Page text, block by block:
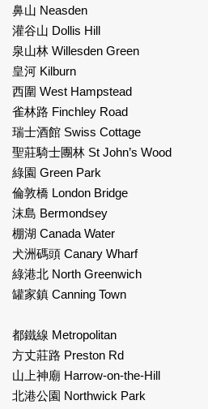
鼻山 Neasden
灌谷山 Dollis Hill
泉山林 Willesden Green
皇河 Kilburn
西圍 West Hampstead
雀林路 Finchley Road
瑞士酒館 Swiss Cottage
聖莊騎士團林 St John’s Wood
綠園 Green Park
倫敦橋 London Bridge
沫島 Bermondsey
棚湖 Canada Water
犬洲碼頭 Canary Wharf
綠港北 North Greenwich
罐家鎮 Canning Town
都鐵線 Metropolitan
方丈莊路 Preston Rd
山上神廟 Harrow-on-the-Hill
北港公園 Northwick Park